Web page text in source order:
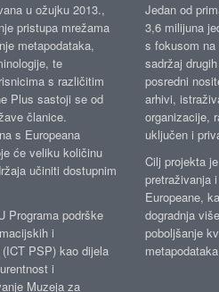
u ožujku 2013.,
pristupa mrežama
metapodataka,
te
s različitim
Plus sastoji se od
članice.
s Europeana
će veliku količinu
učiniti dostupnim
Programa podrške
i
PSP) kao dijela
i
Muzeja za
Jedan od
3,6 milijuna
s fokusom
sadržaj
posredni
arhivi,
organizacije,
uključen i
Cilj projekta
pretraživanja
Europeane,
dogradnja
poboljšanje